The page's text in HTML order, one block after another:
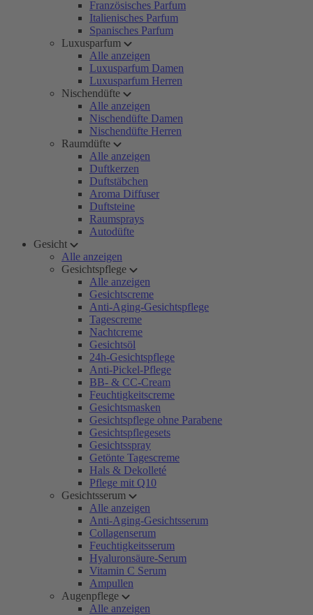
Französisches Parfum
Italienisches Parfum
Spanisches Parfum
Luxusparfum
Alle anzeigen
Luxusparfum Damen
Luxusparfum Herren
Nischendüfte
Alle anzeigen
Nischendüfte Damen
Nischendüfte Herren
Raumdüfte
Alle anzeigen
Duftkerzen
Duftstäbchen
Aroma Diffuser
Duftsteine
Raumsprays
Autodüfte
Gesicht
Alle anzeigen
Gesichtspflege
Alle anzeigen
Gesichtscreme
Anti-Aging-Gesichtspflege
Tagescreme
Nachtcreme
Gesichtsöl
24h-Gesichtspflege
Anti-Pickel-Pflege
BB- & CC-Cream
Feuchtigkeitscreme
Gesichtsmasken
Gesichtspflege ohne Parabene
Gesichtspflegesets
Gesichtsspray
Getönte Tagescreme
Hals & Dekolleté
Pflege mit Q10
Gesichtsserum
Alle anzeigen
Anti-Aging-Gesichtsserum
Collagenserum
Feuchtigkeitsserum
Hyaluronsäure-Serum
Vitamin C Serum
Ampullen
Augenpflege
Alle anzeigen